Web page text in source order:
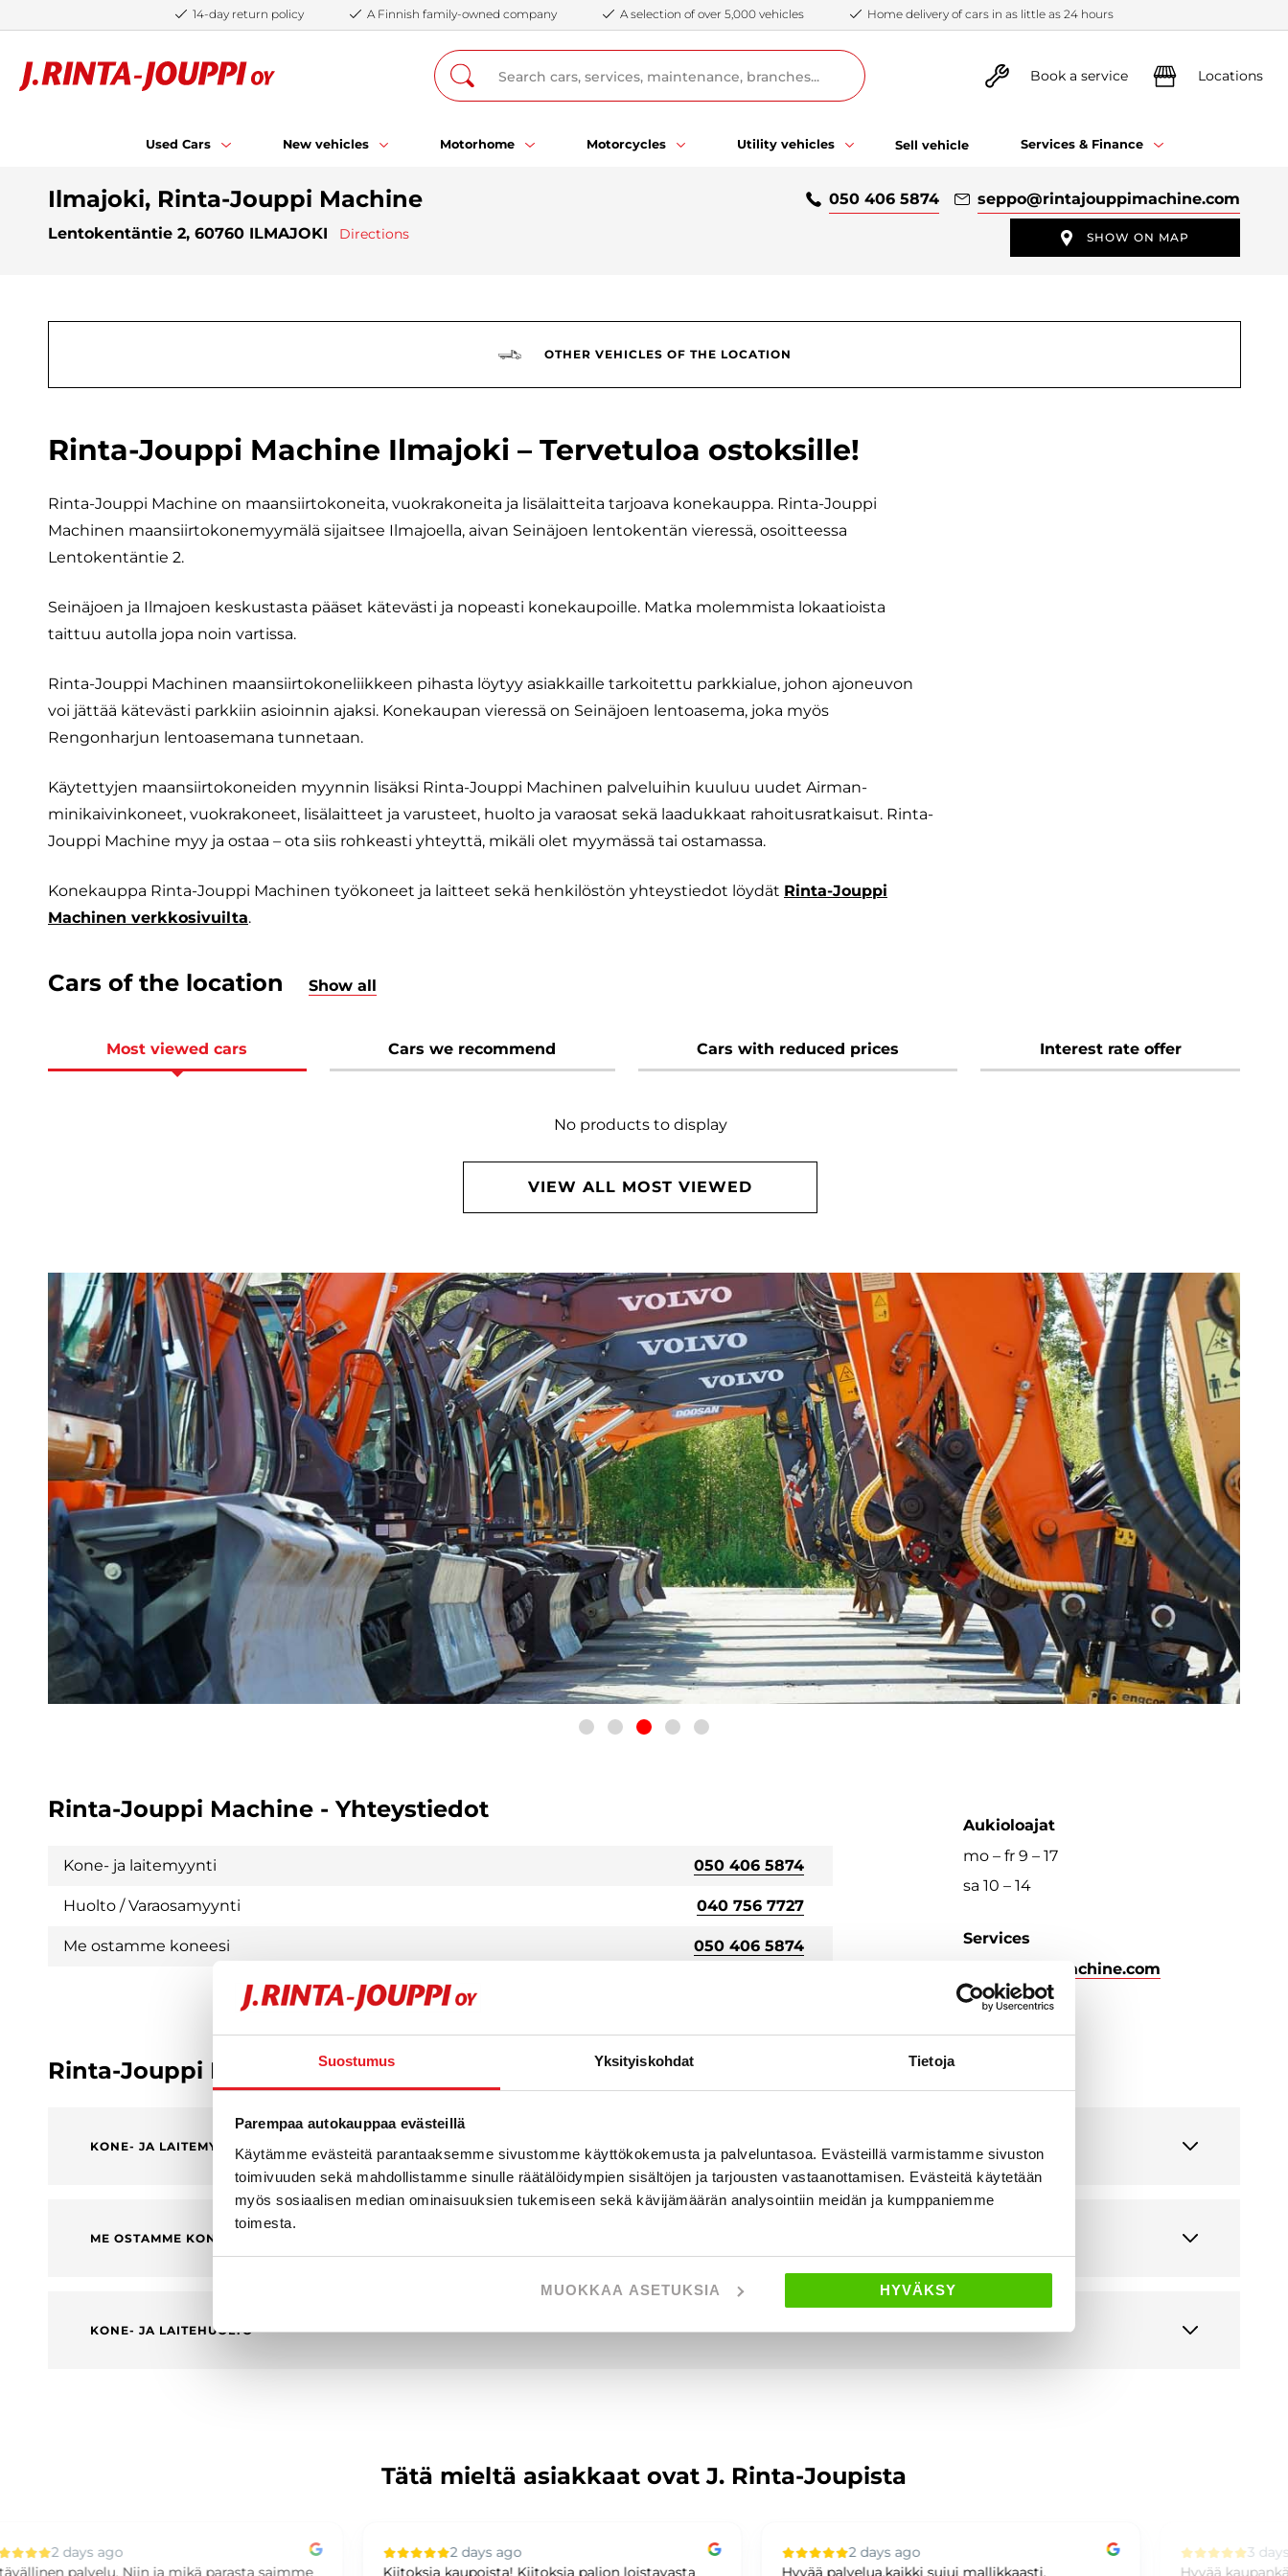
Suostumus Yksityiskohdat Tietoja
Parempaa autokauppaa evästeillä
Käytämme evästeitä parantaaksemme sivustomme käyttökokemusta ja palveluntasoa. Evästeillä varmistamme sivuston
toimivuuden sekä mahdollistamme sinulle räätälöidympien sisältöjen ja tarjousten vastaanottamisen. Evästeitä käytetään
myös sosiaalisen median ominaisuuksien tukemiseen sekä kävijämäärän analysointiin meidän ja kumppaniemme
toimesta.
MUOKKAA ASETUKSIA HYVÄKSY
14-day return policy A Finnish family-owned company A selection of over 5,000 vehicles Home delivery of cars in as little as 24 hours
Book a service Locations
Used Cars New vehicles Motorhome Motorcycles Utility vehicles Sell vehicle Services & Finance
Ilmajoki, Rinta-Jouppi Machine
Lentokentäntie 2, 60760 ILMAJOKI Directions
050 406 5874 seppo@rintajouppimachine.com
SHOW ON MAP
OTHER VEHICLES OF THE LOCATION
Rinta-Jouppi Machine Ilmajoki – Tervetuloa ostoksille!
Rinta-Jouppi Machine on maansiirtokoneita, vuokrakoneita ja lisälaitteita tarjoava konekauppa. Rinta-Jouppi
Machinen maansiirtokonemyymälä sijaitsee Ilmajoella, aivan Seinäjoen lentokentän vieressä, osoitteessa
Lentokentäntie 2.
Seinäjoen ja Ilmajoen keskustasta pääset kätevästi ja nopeasti konekaupoille. Matka molemmista lokaatioista
taittuu autolla jopa noin vartissa.
Rinta-Jouppi Machinen maansiirtokoneliikkeen pihasta löytyy asiakkaille tarkoitettu parkkialue, johon ajoneuvon
voi jättää kätevästi parkkiin asioinnin ajaksi. Konekaupan vieressä on Seinäjoen lentoasema, joka myös
Rengonharjun lentoasemana tunnetaan.
Käytettyjen maansiirtokoneiden myynnin lisäksi Rinta-Jouppi Machinen palveluihin kuuluu uudet Airman-
minikaivinkoneet, vuokrakoneet, lisälaitteet ja varusteet, huolto ja varaosat sekä laadukkaat rahoitusratkaisut. Rinta-
Jouppi Machine myy ja ostaa – ota siis rohkeasti yhteyttä, mikäli olet myymässä tai ostamassa.
Konekauppa Rinta-Jouppi Machinen työkoneet ja laitteet sekä henkilöstön yhteystiedot löydät Rinta-Jouppi
Machinen verkkosivuilta.
Cars of the location Show all
Most viewed cars Cars we recommend Cars with reduced prices Interest rate offer
No products to display
VIEW ALL MOST VIEWED
Rinta-Jouppi Machine - Yhteystiedot
Kone- ja laitemyynti 050 406 5874
Huolto / Varaosamyynti 040 756 7727
Me ostamme koneesi 050 406 5874
Aukioloajat
mo – fr 9 – 17
sa 10 – 14
Services
rintajouppimachine.com
Rinta-Jouppi Machine - Henkilöstö
KONE- JA LAITEMYYNTI
ME OSTAMME KONEESI
KONE- JA LAITEHUOLTO
Tätä mieltä asiakkaat ovat J. Rinta-Joupista
Kiitoksia kaupoista! Kiitoksia paljon loistavasta
Hyvää palvelua,kaikki sujui mallikkaasti.
Hyvää kaupankäyntiä